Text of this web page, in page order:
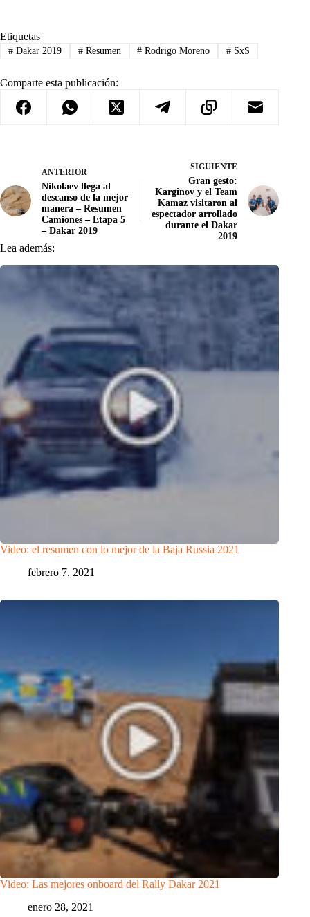
Etiquetas
#Dakar 2019 #Resumen # Rodrigo Moreno # SxS
Comparte esta publicación:
ANTERIOR
Nikolaev llega al
descanso de la mejor
manera – Resumen
Camiones – Etapa 5
– Dakar 2019
SIGUIENTE
Gran gesto:
Karginov y el Team
Kamaz visitaron al
espectador arrollado
durante el Dakar
2019
Lea además:
Video: el resumen con lo mejor de la Baja Russia 2021
febrero 7, 2021
Video: Las mejores onboard del Rally Dakar 2021
enero 28, 2021